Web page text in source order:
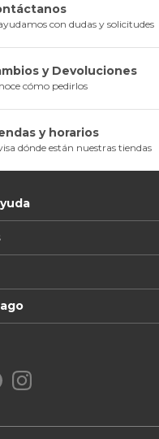
con dudas y solicitudes
y Devoluciones
cómo pedirlos
y horarios
dónde están nuestras tiendas